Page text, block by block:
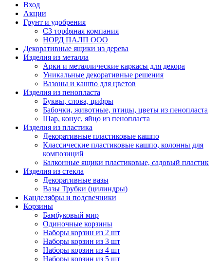
Вход
Акции
Грунт и удобрения
СЗ торфяная компания
НОРД ПАЛП ООО
Декоративные ящики из дерева
Изделия из металла
Арки и металлические каркасы для декора
Уникальные декоративные решения
Вазоны и кашпо для цветов
Изделия из пенопласта
Буквы, слова, цифры
Бабочки, животные, птицы, цветы из пенопласта
Шар, конус, яйцо из пенопласта
Изделия из пластика
Декоративные пластиковые кашпо
Классические пластиковые кашпо, колонны для
композиций
Балконные ящики пластиковые, садовый пластик
Изделия из стекла
Декоративные вазы
Вазы Трубки (цилиндры)
Канделябры и подсвечники
Корзины
Бамбуковый мир
Одиночные корзины
Наборы корзин из 2 шт
Наборы корзин из 3 шт
Наборы корзин из 4 шт
Наборы корзин из 5 шт